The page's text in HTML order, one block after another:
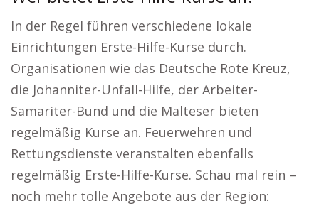
In der Regel führen verschiedene lokale
Einrichtungen Erste-Hilfe-Kurse durch.
Organisationen wie das Deutsche Rote Kreuz,
die Johanniter-Unfall-Hilfe, der Arbeiter-
Samariter-Bund und die Malteser bieten
regelmäßig Kurse an. Feuerwehren und
Rettungsdienste veranstalten ebenfalls
regelmäßig Erste-Hilfe-Kurse. Schau mal rein –
noch mehr tolle Angebote aus der Region: